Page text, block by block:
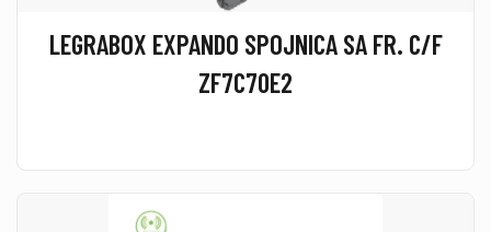
LEGRABOX EXPANDO SPOJNICA SA FR. C/F
ZF7C70E2